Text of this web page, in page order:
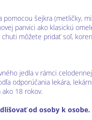
pomocou šejkra (metličky,
panvici ako klasickú
chuti môžete pridať soľ,
jedla v rámci
odporúčania lekára,
18 rokov.
od osoby k osobe.